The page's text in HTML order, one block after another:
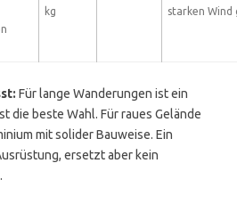
kg
starken Wind
Für lange Wanderungen ist ein
die beste Wahl. Für raues Gelände
mit solider Bauweise. Ein
ersetzt aber kein